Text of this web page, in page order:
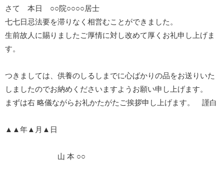
さて 本日 ○○院○○○○居士
七七日忌法要を滞りなく相営むことができました。
生前故人に賜りましたご厚情に対し改めて厚くお礼申し上げま
す。
つきましては、供養のしるしまでに心ばかりの品をお送りいた
しましたのでお納めくださいますようお願い申し上げます。
まずは右 略儀ながらお礼かたがたご挨拶申し上げます。 謹白
▲▲年▲月▲日
山 本 ○○